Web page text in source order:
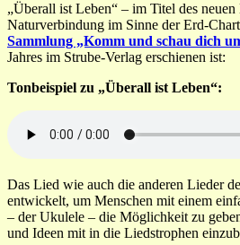
„Überall ist Leben“ – im Titel des neuen
Naturverbindung im Sinne der Erd-
Sammlung „Komm und schau dich
Jahres im Strube-Verlag erschienen ist:
Tonbeispiel zu „Überall ist Leben“:
Das Lied wie auch die anderen Lieder
entwickelt, um Menschen mit einem
– der Ukulele – die Möglichkeit zu
und Ideen mit in die Liedstrophen